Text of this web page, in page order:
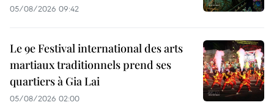
05/08/2026 09:42
Le 9e Festival international des arts
martiaux traditionnels prend ses
quartiers à Gia Lai
05/08/2026 02:00